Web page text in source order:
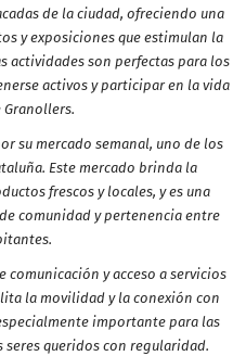
de la ciudad, ofreciendo una
y exposiciones que estimulan la
actividades son perfectas para los
activos y participar en la vida
su mercado semanal, uno de los
Este mercado brinda la
frescos y locales, y es una
comunidad y pertenencia entre
comunicación y acceso a servicios
la movilidad y la conexión con
importante para las
seres queridos con regularidad.